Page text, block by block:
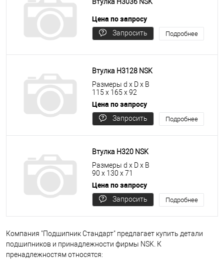
Втулка H3036 NSK
Цена по запросу
Запросить
Подробнее
Втулка H3128 NSK
Размеры d x D x B
115 x 165 x 92
Цена по запросу
Запросить
Подробнее
Втулка H320 NSK
Размеры d x D x B
90 x 130 x 71
Цена по запросу
Запросить
Подробнее
Компания "Подшипник Стандарт" предлагает купить детали
подшипников и принадлежности фирмы NSK. К
пренадлежностям относятся: